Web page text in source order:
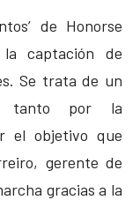
de Honorse
captación de
Se trata de un
tanto por la
el objetivo que
gerente de
gracias a la